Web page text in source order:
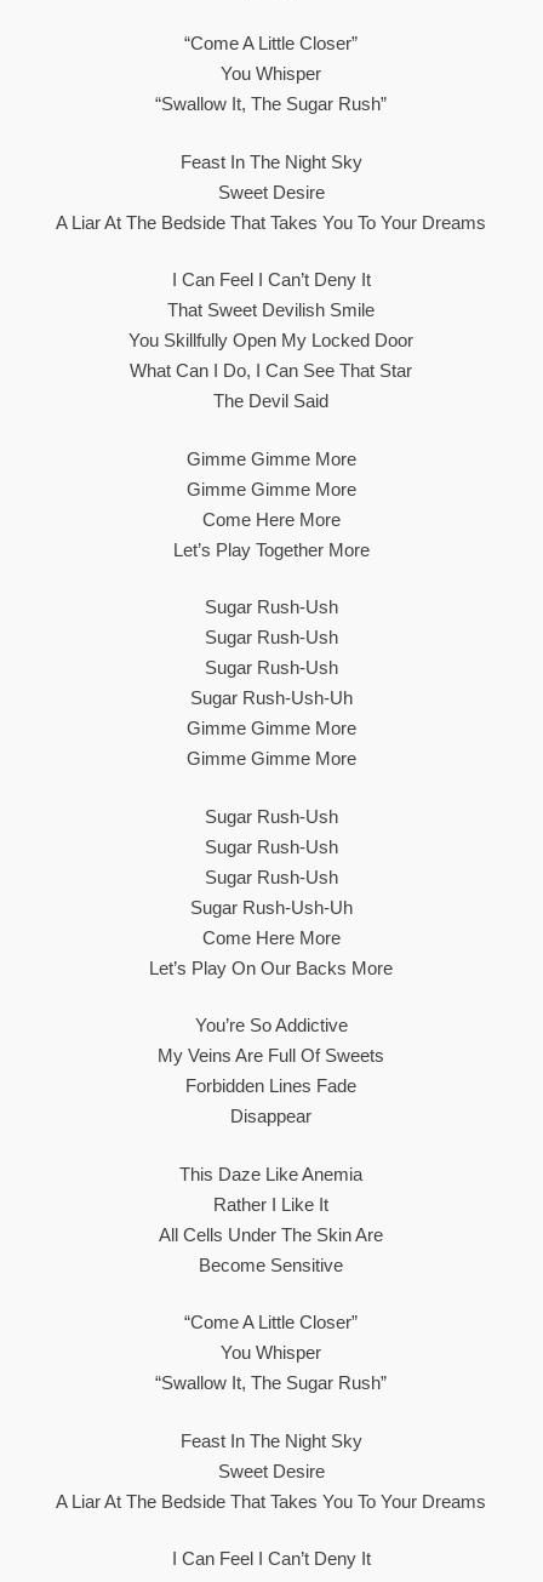
“Come A Little Closer”
You Whisper
“Swallow It, The Sugar Rush”
Feast In The Night Sky
Sweet Desire
A Liar At The Bedside That Takes You To Your Dreams
I Can Feel I Can’t Deny It
That Sweet Devilish Smile
You Skillfully Open My Locked Door
What Can I Do, I Can See That Star
The Devil Said
Gimme Gimme More
Gimme Gimme More
Come Here More
Let’s Play Together More
Sugar Rush-Ush
Sugar Rush-Ush
Sugar Rush-Ush
Sugar Rush-Ush-Uh
Gimme Gimme More
Gimme Gimme More
Sugar Rush-Ush
Sugar Rush-Ush
Sugar Rush-Ush
Sugar Rush-Ush-Uh
Come Here More
Let’s Play On Our Backs More
You’re So Addictive
My Veins Are Full Of Sweets
Forbidden Lines Fade
Disappear
This Daze Like Anemia
Rather I Like It
All Cells Under The Skin Are
Become Sensitive
“Come A Little Closer”
You Whisper
“Swallow It, The Sugar Rush”
Feast In The Night Sky
Sweet Desire
A Liar At The Bedside That Takes You To Your Dreams
I Can Feel I Can’t Deny It